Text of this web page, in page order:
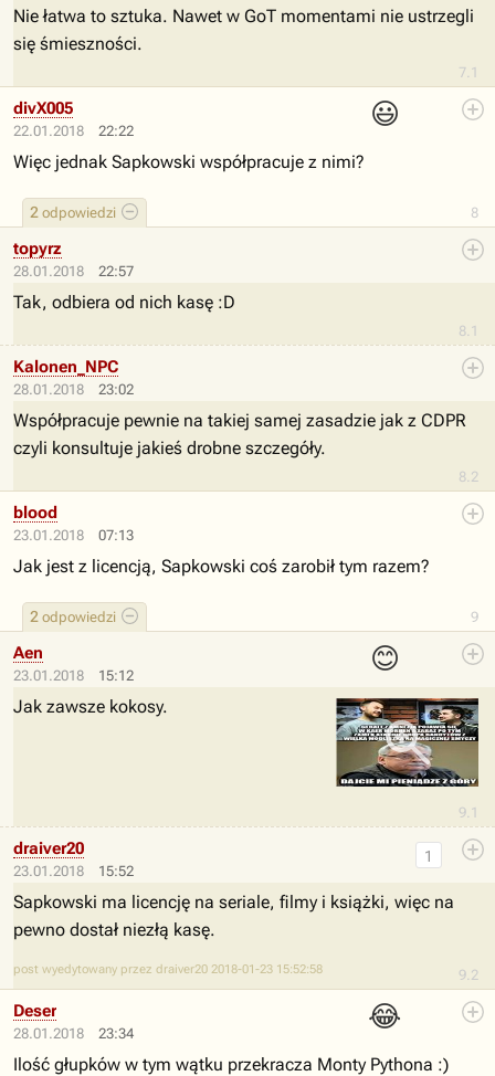
7.1
Nie łatwa to sztuka. Nawet w GoT momentami nie ustrzegli
się śmieszności.
22.01.2018 22:22
😃
8
2 odpowiedzi
divX005
Więc jednak Sapkowski współpracuje z nimi?
28.01.2018 22:57
8.1
topyrz
Tak, odbiera od nich kasę :D
28.01.2018 23:02
8.2
Kalonen_NPC
Współpracuje pewnie na takiej samej zasadzie jak z CDPR
czyli konsultuje jakieś drobne szczegóły.
23.01.2018 07:13
9
2 odpowiedzi
blood
Jak jest z licencją, Sapkowski coś zarobił tym razem?
23.01.2018 15:12
😊
9.1
Aen
Jak zawsze kokosy.
23.01.2018 15:52
9.2
1
draiver20
Sapkowski ma licencję na seriale, filmy i książki, więc na
pewno dostał niezłą kasę.
post wyedytowany przez draiver20 2018-01-23 15:52:58
28.01.2018 23:34
😂
Deser
Ilość głupków w tym wątku przekracza Monty Pythona :)